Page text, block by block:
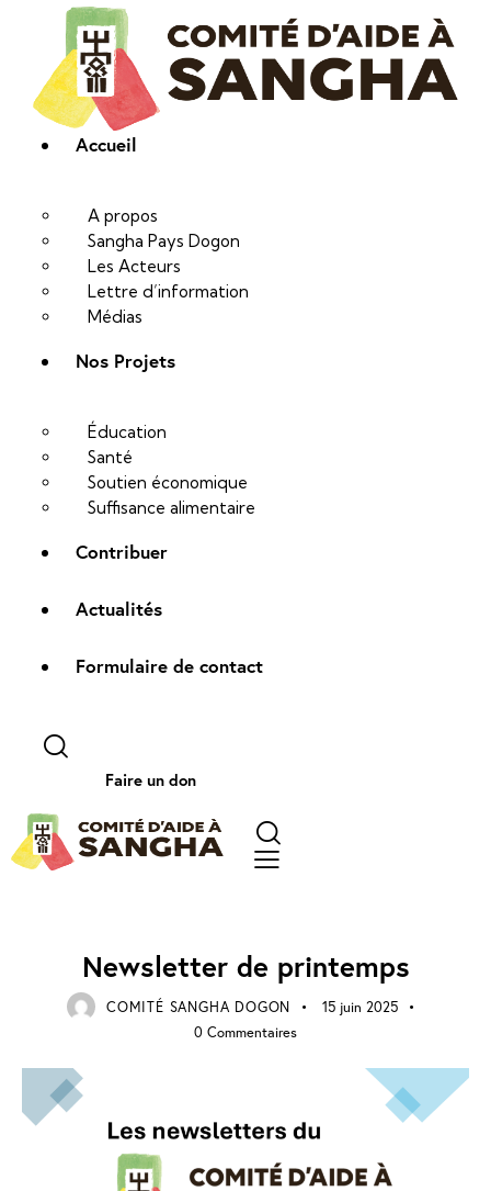
Accueil
A propos
Sangha Pays Dogon
Les Acteurs
Lettre d’information
Médias
Nos Projets
Éducation
Santé
Soutien économique
Suffisance alimentaire
Contribuer
Actualités
Formulaire de contact
Faire un don
Newsletter de printemps
COMITÉ SANGHA DOGON
15 juin 2025
0 Commentaires